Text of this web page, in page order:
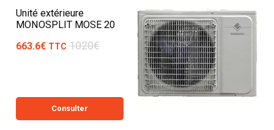
Unité extérieure
MONOSPLIT MOSE 20
663.6€ TTC 1020€
Consulter